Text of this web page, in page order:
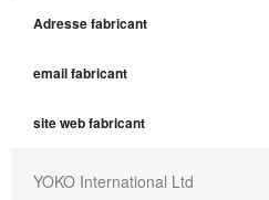
Adresse fabricant
email fabricant
site web fabricant
YOKO International Ltd